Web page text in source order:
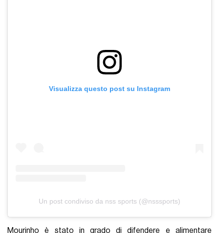
Visualizza questo post su Instagram
Un post condiviso da nss sports (@nsssports)
Mourinho è stato in grado di difendere e alimentare